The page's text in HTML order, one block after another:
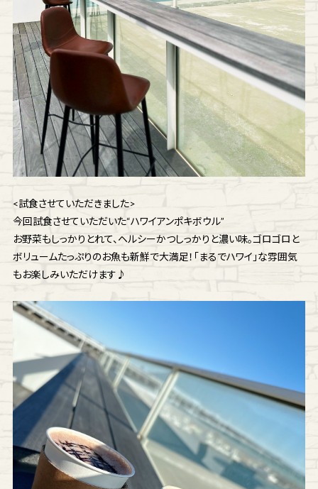
<試食させていただきました>
今回試食させていただいた“ハワイアンポキボウル”
お野菜もしっかりとれて、ヘルシーかつしっかりと濃い味。ゴロゴロと
ボリュームたっぷりのお魚も新鮮で大満足！「まるでハワイ」な雰囲気
もお楽しみいただけます♪